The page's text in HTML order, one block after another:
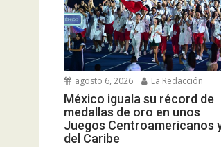
agosto 6, 2026 La Redacción
México iguala su récord de
medallas de oro en unos
Juegos Centroamericanos
del Caribe